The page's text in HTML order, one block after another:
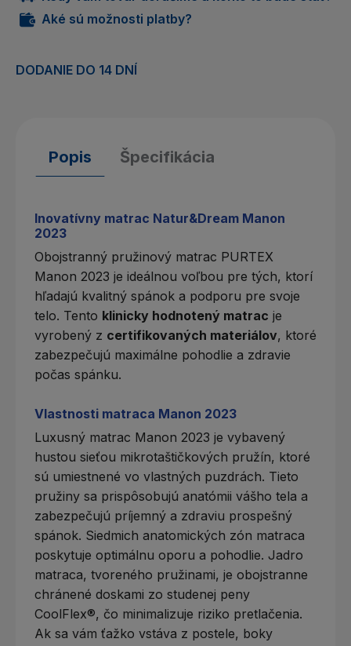
Aké sú možnosti platby?
DODANIE DO 14 DNÍ
Popis Špecifikácia
Inovatívny matrac Natur&Dream Manon
2023
Obojstranný pružinový matrac PURTEX
Manon 2023 je ideálnou voľbou pre tých, ktorí
hľadajú kvalitný spánok a podporu pre svoje
telo. Tento klinicky hodnotený matrac je
vyrobený z certifikovaných materiálov, ktoré
zabezpečujú maximálne pohodlie a zdravie
počas spánku.
Vlastnosti matraca Manon 2023
Luxusný matrac Manon 2023 je vybavený
hustou sieťou mikrotaštičkových pružín, ktoré
sú umiestnené vo vlastných puzdrách. Tieto
pružiny sa prispôsobujú anatómii vášho tela a
zabezpečujú príjemný a zdraviu prospešný
spánok. Siedmich anatomických zón matraca
poskytuje optimálnu oporu a pohodlie. Jadro
matraca, tvoreného pružinami, je obojstranne
chránené doskami zo studenej peny
CoolFlex®, čo minimalizuje riziko pretlačenia.
Ak sa vám ťažko vstáva z postele, boky